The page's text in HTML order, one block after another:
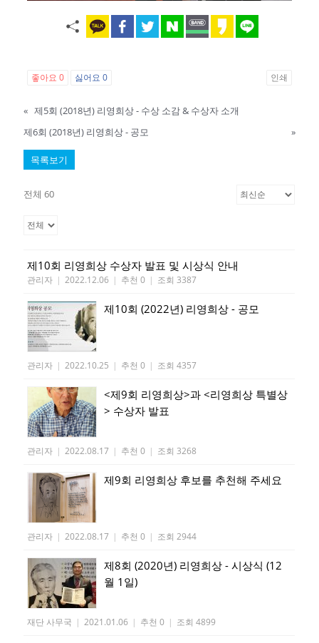
좋아요0 싫어요0 인쇄
« 제5회 (2018년) 리영희상 - 수상 소감 & 수상자 소개
제6회 (2018년) 리영희상 - 공모
»
목록보기
전체 60
제10회 리영희상 수상자 발표 및 시상식 안내
관리자 | 2022.12.06 | 추천 0 | 조회 3387
제10회 (2022년) 리영희상 - 공모
관리자 | 2022.10.25 | 추천 0 | 조회 4357
<제9회 리영희상>과 <리영희상 특별상
> 수상자 발표
관리자 | 2022.08.17 | 추천 0 | 조회 3268
제9회 리영희상 후보를 추천해 주세요
관리자 | 2022.08.17 | 추천 0 | 조회 2944
제8회 (2020년) 리영희상 - 시상식 (12
월 1일)
재단 사무국 | 2021.01.06 | 추천 0 | 조회 4899